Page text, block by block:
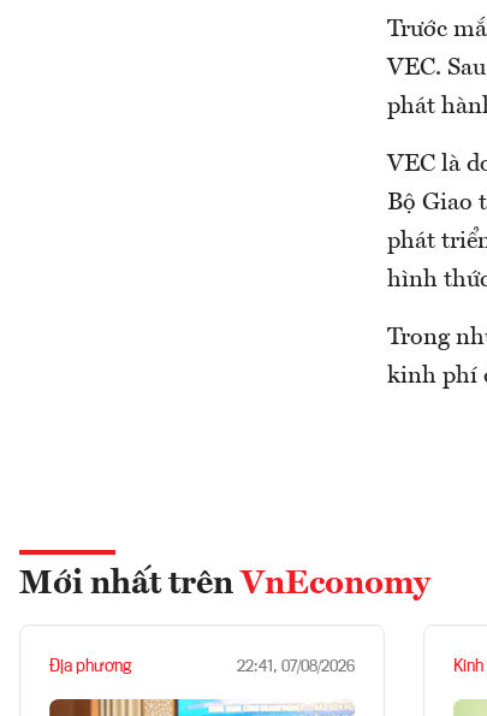
Trước
VEC.
phát
VEC là
Bộ Giao
phát
hình
Trong
kinh phí
Mới nhất trên VnEconomy
Địa phương 22:41, 07/08/2026